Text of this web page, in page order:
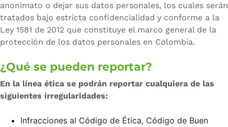
anonimato o dejar sus datos personales, los cuales serán
tratados bajo estricta confidencialidad y conforme a la
Ley 1581 de 2012 que constituye el marco general de la
protección de los datos personales en Colombia.
¿Qué se pueden reportar?
En la línea ética se podrán reportar cualquiera de las
siguientes irregularidades:
Infracciones al Código de Ética, Código de Buen